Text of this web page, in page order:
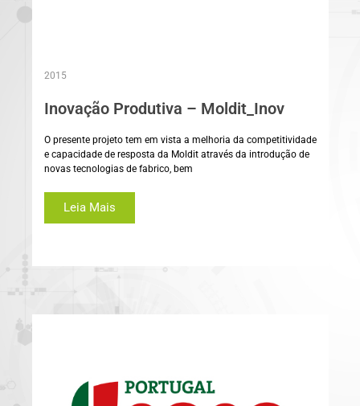
2015
Inovação Produtiva – Moldit_Inov
O presente projeto tem em vista a melhoria da competitividade
e capacidade de resposta da Moldit através da introdução de
novas tecnologias de fabrico, bem
Leia Mais